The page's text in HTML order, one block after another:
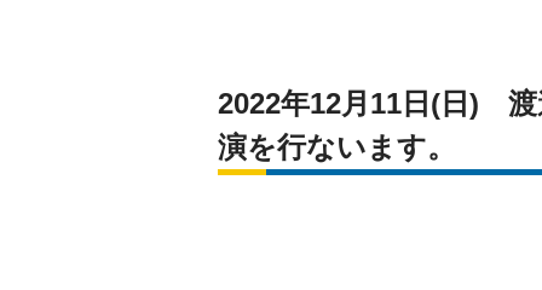
2022年12月11日(日)　
演を行ないます。